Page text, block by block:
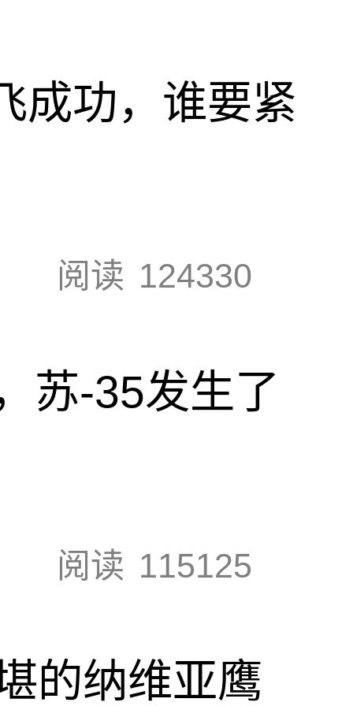
成功，谁要紧
阅读 124330
苏-35发生了
阅读 115125
的纳维亚鹰